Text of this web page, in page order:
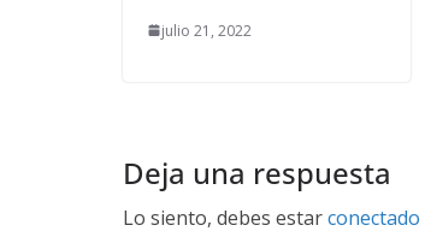
julio 21, 2022
Deja una respuesta
Lo siento, debes estarconectado